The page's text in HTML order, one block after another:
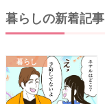
暮らしの新着記事
暮らし